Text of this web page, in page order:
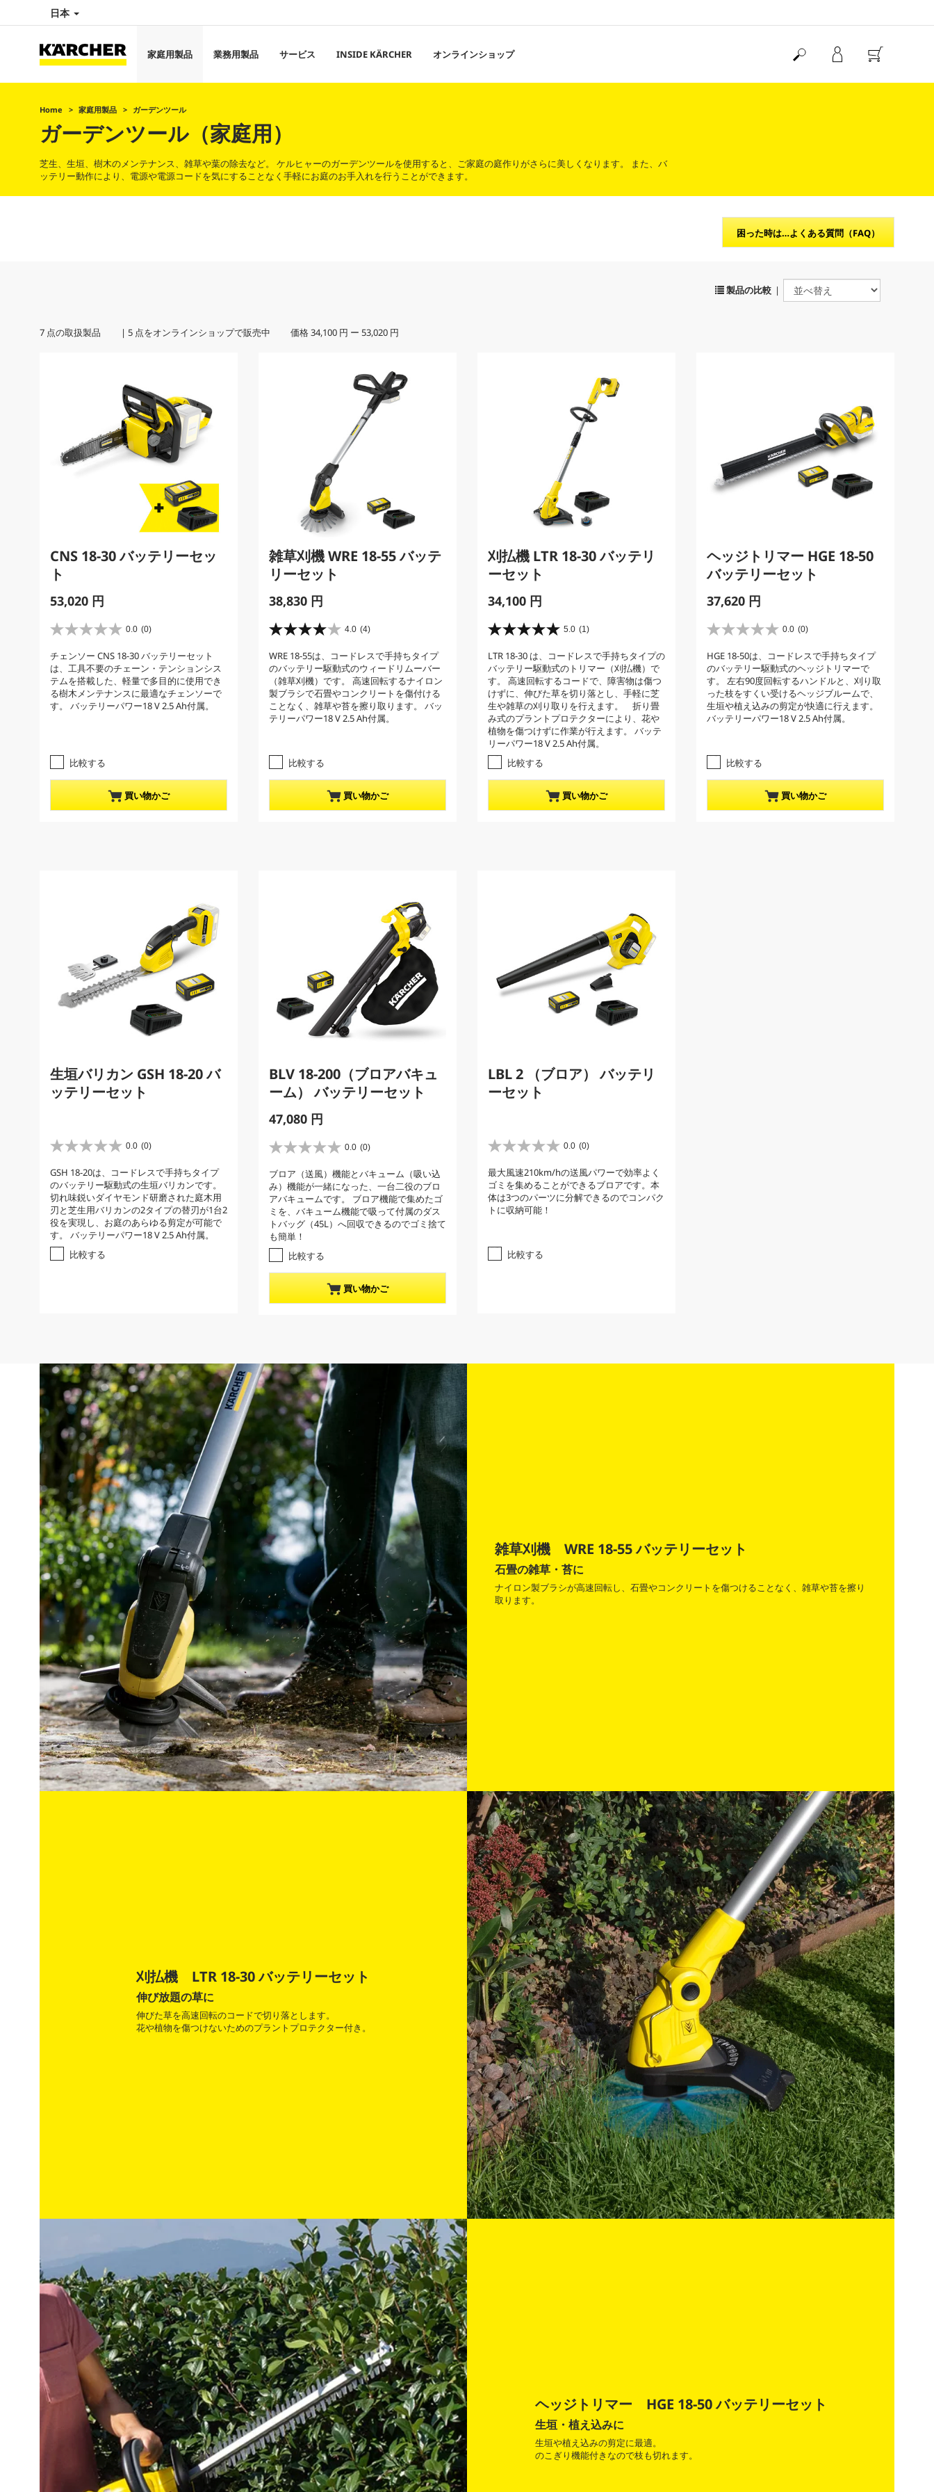
日本
家庭用製品 業務用製品 サービス INSIDE KÄRCHER オンラインショップ
Home 家庭用製品 ガーデンツール
ガーデンツール（家庭用）
芝生、生垣、樹木のメンテナンス、雑草や葉の除去など。 ケルヒャーのガーデンツールを使用すると、ご家庭の庭作りがさらに美しくなります。 また、バ
ッテリー動作により、電源や電源コードを気にすることなく手軽にお庭のお手入れを行うことができます。
困った時は…よくある質問（FAQ）
製品の比較 |
7 点の取扱製品 | 5 点をオンラインショップで販売中 価格34,100 円 ー 53,020 円
CNS 18-30 バッテリーセッ
ト
C
r
e
n
t
p
d
u
c
t
p
53,020 円
0.0 (0)
星
.
0
／
5
個
チェンソー CNS 18-30 バッテリーセット
は、工具不要のチェーン・テンションシス
テムを搭載した、軽量で多目的に使用でき
る樹木メンテナンスに最適なチェンソーで
す。 バッテリーパワー18 V 2.5 Ah付属。
比較する
買い物かご
雑草刈機 WRE 18-55 バッテ
リーセット
C
r
e
n
t
p
r
d
u
c
t
p
38,830 円
4.0 (4)
星
.
0
／
5
個
で
レ
ビ
ー
WRE 18-55は、コードレスで手持ちタイプ
のバッテリー駆動式のウィードリムーバー
（雑草刈機）です。 高速回転するナイロン
製ブラシで石畳やコンクリートを傷付ける
ことなく、雑草や苔を擦り取ります。 バッ
テリーパワー18 V 2.5 Ah付属。
比較する
買い物かご
刈払機 LTR 18-30 バッテリ
ーセット
C
r
e
n
t
p
r
o
d
u
c
t
p
34,100 円
5.0 (1)
星
.
0
／
5
個
で
す
。
レ
ビ
ー
LTR 18-30 は、コードレスで手持ちタイプの
バッテリー駆動式のトリマー（刈払機）で
す。 高速回転するコードで、障害物は傷つ
けずに、伸びた草を切り落とし、手軽に芝
生や雑草の刈り取りを行えます。 折り畳
み式のプラントプロテクターにより、花や
植物を傷つけずに作業が行えます。 バッテ
リーパワー18 V 2.5 Ah付属。
比較する
買い物かご
ヘッジトリマー HGE 18-50
バッテリーセット
C
r
e
n
t
p
r
d
u
c
t
p
37,620 円
0.0 (0)
星
.
0
／
5
個
で
HGE 18-50は、コードレスで手持ちタイプ
のバッテリー駆動式のヘッジトリマーで
す。 左右90度回転するハンドルと、刈り取
った枝をすくい受けるヘッジブルームで、
生垣や植え込みの剪定が快適に行えます。
バッテリーパワー18 V 2.5 Ah付属。
比較する
買い物かご
生垣バリカン GSH 18-20 バ
ッテリーセット
0.0 (0)
星
.
0
／
5
個
で
。
GSH 18-20は、コードレスで手持ちタイプ
のバッテリー駆動式の生垣バリカンです。
切れ味鋭いダイヤモンド研磨された庭木用
刃と芝生用バリカンの2タイプの替刃が1台2
役を実現し、お庭のあらゆる剪定が可能で
す。 バッテリーパワー18 V 2.5 Ah付属。
比較する
BLV 18-200（ブロアバキュ
ーム） バッテリーセット
C
r
e
n
t
p
r
d
u
c
i
c
e
47,080 円
0.0 (0)
星
.
0
／
5
個
で
。
ブロア（送風）機能とバキューム（吸い込
み）機能が一緒になった、一台二役のブロ
アバキュームです。 ブロア機能で集めたゴ
ミを、バキューム機能で吸って付属のダス
トバッグ（45L）へ回収できるのでゴミ捨て
も簡単！
比較する
買い物かご
LBL 2 （ブロア） バッテリ
ーセット
0.0 (0)
星
.
0
／
5
。
最大風速210km/hの送風パワーで効率よく
ゴミを集めることができるブロアです。本
体は3つのパーツに分解できるのでコンパク
トに収納可能！
比較する
雑草刈機 WRE 18-55 バッテリーセット
石畳の雑草・苔に
ナイロン製ブラシが高速回転し、石畳やコンクリートを傷つけることなく、雑草や苔を擦り
取ります。
刈払機 LTR 18-30 バッテリーセット
伸び放題の草に
伸びた草を高速回転のコードで切り落とします。
花や植物を傷つけないためのプラントプロテクター付き。
ヘッジトリマー HGE 18-50 バッテリーセット
生垣・植え込みに
生垣や植え込みの剪定に最適。
のこぎり機能付きなので枝も切れます。